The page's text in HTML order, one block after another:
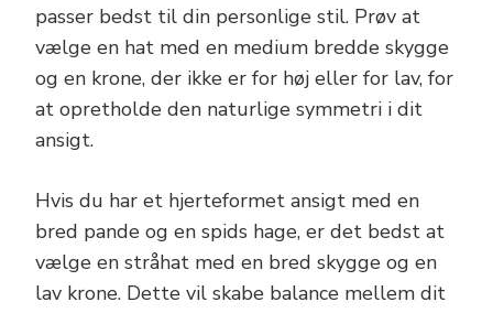
passer bedst til din personlige stil. Prøv at
vælge en hat med en medium bredde skygge
og en krone, der ikke er for høj eller for lav, for
at opretholde den naturlige symmetri i dit
ansigt.
Hvis du har et hjerteformet ansigt med en
bred pande og en spids hage, er det bedst at
vælge en stråhat med en bred skygge og en
lav krone. Dette vil skabe balance mellem dit